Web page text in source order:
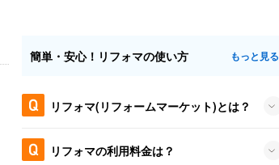
簡単・安心！リフォマの使い方 もっと見る
リフォマ(リフォームマーケット)とは？
リフォマの利用料金は？